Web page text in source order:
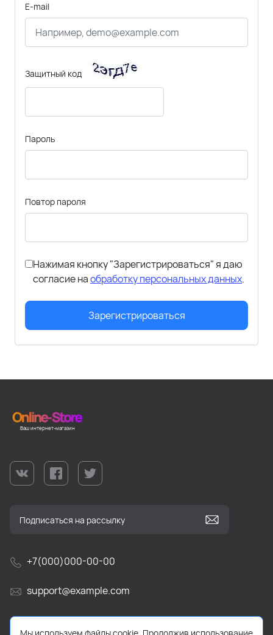
E-mail
Защитный код
Пароль
Повтор пароля
Нажимая кнопку "Зарегистрироваться" я даю
согласие наобработку персональных данных.
Зарегистрироваться
Ваш интернет-магазин
+7(000)000-00-00
support@example.com
г. Краснодар, ул Тестовая, д. 404, оф. 503